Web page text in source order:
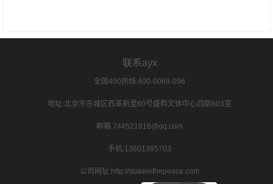
联系ayx
全国400热线:400-0069-096
地址:北京市东城区西革新里60号盛购文体中心四层603室
邮箱:744521816@qq.com
手机:13601385703
公司网址:http://stakeinthepeace.com